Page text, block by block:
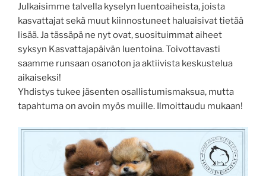
Julkaisimme talvella kyselyn luentoaiheista, joista
kasvattajat sekä muut kiinnostuneet haluaisivat tietää
lisää. Ja tässäpä ne nyt ovat, suosituimmat aiheet
syksyn Kasvattajapäivän luentoina. Toivottavasti
saamme runsaan osanoton ja aktiivista keskustelua
aikaiseksi!
Yhdistys tukee jäsenten osallistumismaksua, mutta
tapahtuma on avoin myös muille. Ilmoittaudu mukaan!